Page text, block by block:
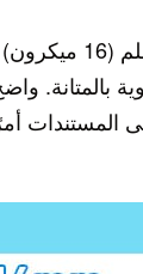
بالمتانة.